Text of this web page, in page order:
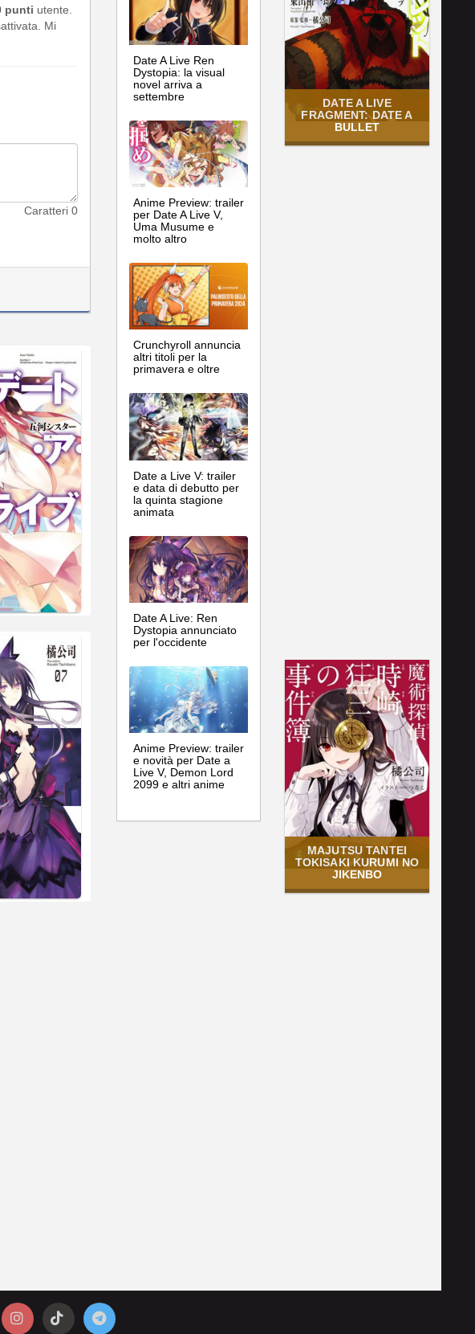
punti utente.
Mi
Caratteri 0
Date A Live Ren
Dystopia: la visual
novel arriva a
settembre
Anime Preview: trailer
per Date A Live V,
Uma Musume e
molto altro
Crunchyroll annuncia
altri titoli per la
primavera e oltre
Date a Live V: trailer
e data di debutto per
la quinta stagione
animata
Date A Live: Ren
Dystopia annunciato
per l'occidente
Anime Preview: trailer
e novità per Date a
Live V, Demon Lord
2099 e altri anime
DATE A LIVE
FRAGMENT: DATE A
BULLET
MAJUTSU TANTEI
TOKISAKI KURUMI NO
JIKENBO